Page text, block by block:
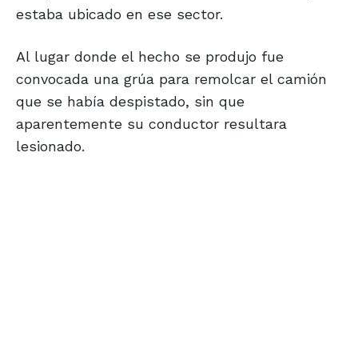
estaba ubicado en ese sector.
Al lugar donde el hecho se produjo fue
convocada una grúa para remolcar el camión
que se había despistado, sin que
aparentemente su conductor resultara
lesionado.